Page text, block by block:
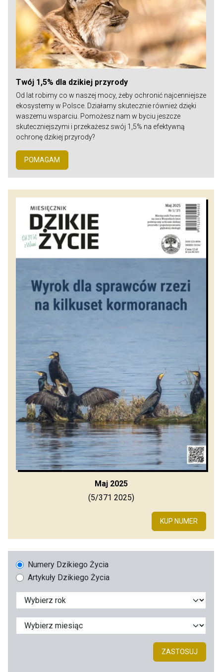
Twój 1,5% dla dzikiej przyrody
Od lat robimy co w naszej mocy, żeby ochronić najcenniejsze
ekosystemy w Polsce. Działamy skutecznie również dzięki
waszemu wsparciu. Pomożesz nam w byciu jeszcze
skuteczniejszymi i przekażesz swój 1,5% na efektywną
ochronę dzikiej przyrody?
POMAGAM
Maj 2025
(5/371 2025)
KUP NUMER
Numery Dzikiego Życia
Artykuły Dzikiego Życia
ZASTOSUJ